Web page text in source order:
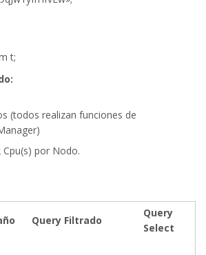
t;
(todos realizan funciones de
Cpu(s) por Nodo.
Query Filtrado
Query
Select